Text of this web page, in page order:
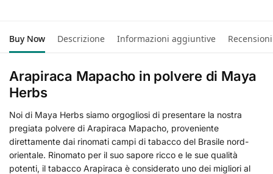
Buy Now Descrizione Informazioni aggiuntive Recensioni
Arapiraca Mapacho in polvere di Maya
Herbs
Noi di Maya Herbs siamo orgogliosi di presentare la nostra
pregiata polvere di Arapiraca Mapacho, proveniente
direttamente dai rinomati campi di tabacco del Brasile nord-
orientale. Rinomato per il suo sapore ricco e le sue qualità
potenti, il tabacco Arapiraca è considerato uno dei migliori al